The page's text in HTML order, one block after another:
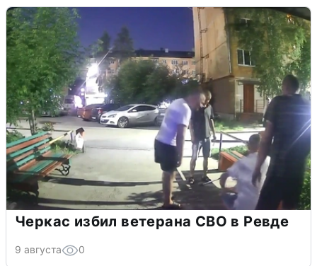
Черкас избил ветерана СВО в Ревде
9 августа 0